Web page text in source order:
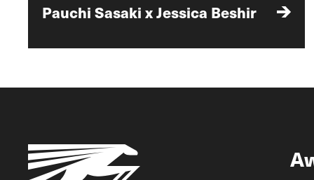
Pauchi Sasaki x Jessica Beshir